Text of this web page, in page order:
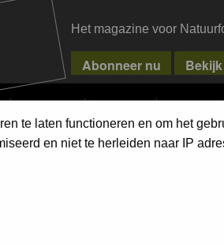
Het magazine voor
MAGAZINE WEBSHOP CONTACT
te laten functioneren en om het
en niet te herleiden naar IP